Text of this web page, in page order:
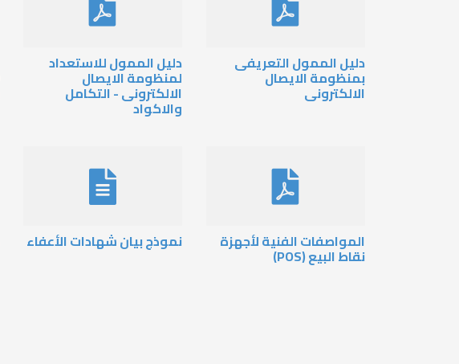
دليل الممول التعريفى
بمنظومة الايصال
الالكترونى
دليل الممول للاستعداد
لمنظومة الايصال
الالكترونى - التكامل
والاكواد
المواصفات الفنية لأجهزة
نقاط البيع (POS)
نموذج بيان شهادات الأعفاء